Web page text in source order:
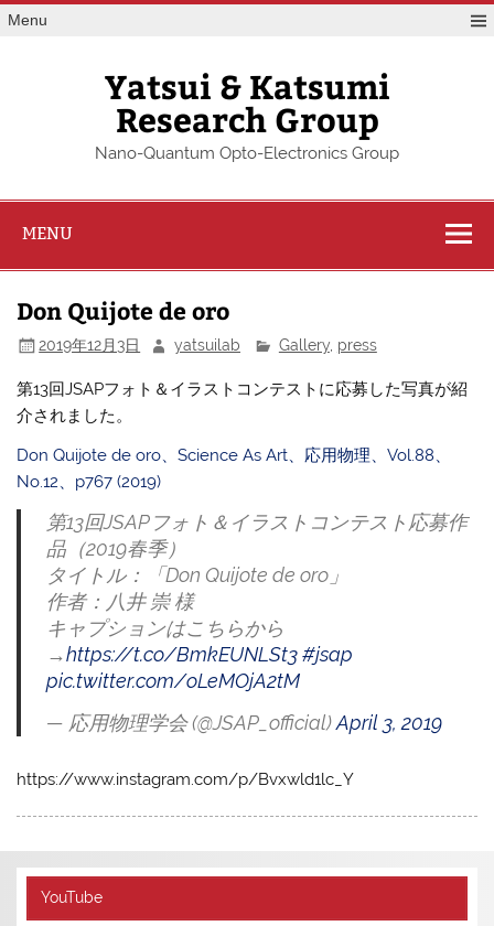
Skip
toMenu
Yatsui & Katsumi
Research Group
Nano-Quantum Opto-Electronics Group
MENU
Don Quijote de oro
2019年12月3日 yatsuilab Gallery, press
第13回JSAPフォト＆イラストコンテストに応募した写真が紹
介されました。
Don Quijote de oro、Science As Art、応用物理、Vol.88、
No.12、p767 (2019)
第13回JSAPフォト＆イラストコンテスト応募作
品（2019春季）
タイトル：「Don Quijote de oro」
作者：八井 崇 様
キャプションはこちらから
→https://t.co/BmkEUNLSt3 #jsap
pic.twitter.com/oLeMOjA2tM
— 応用物理学会 (@JSAP_official)April 3, 2019
https://www.instagram.com/p/Bvxwld1lc_Y
YouTube